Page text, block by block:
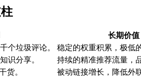
长期价值
个垃圾评论。
稳定的权重积累，极低
识分享。
持续的精准推荐流量，
货。 被动链接增长，降低外